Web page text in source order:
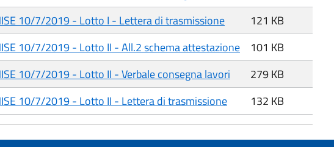
10/7/2019 - Lotto I - Lettera di trasmissione
121 KB
10/7/2019 - Lotto II - All.2 schema attestazione
101 KB
10/7/2019 - Lotto II - Verbale consegna lavori
279 KB
10/7/2019 - Lotto II - Lettera di trasmissione
132 KB